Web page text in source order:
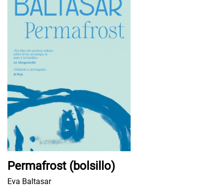
Permafrost (bolsillo)
Eva Baltasar